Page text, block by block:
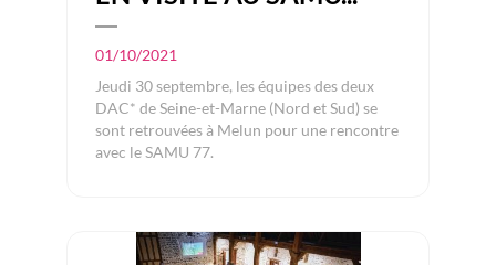
01/10/2021
Jeudi 30 septembre, les équipes des deux
DAC* de Seine-et-Marne (Nord et Sud) se
sont retrouvées à Melun pour une rencontre
avec le SAMU 77.